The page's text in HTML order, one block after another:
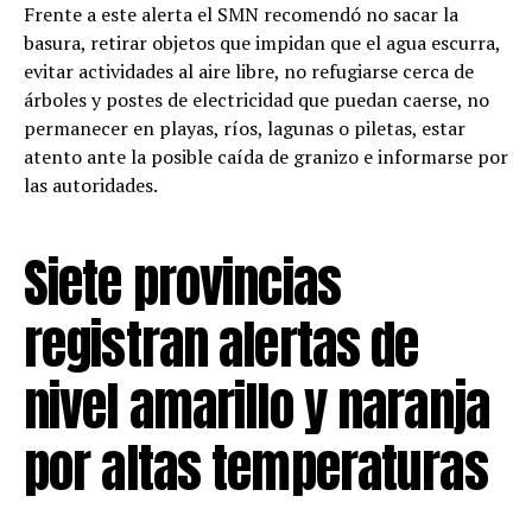
Frente a este alerta el SMN recomendó no sacar la
basura, retirar objetos que impidan que el agua escurra,
evitar actividades al aire libre, no refugiarse cerca de
árboles y postes de electricidad que puedan caerse, no
permanecer en playas, ríos, lagunas o piletas, estar
atento ante la posible caída de granizo e informarse por
las autoridades.
Siete provincias
registran alertas de
nivel amarillo y naranja
por altas temperaturas